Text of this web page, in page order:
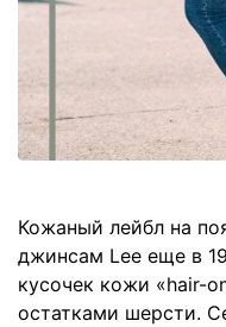
Кожаный лейбл на
джинсам Lee еще в
кусочек кожи «hair-
остатками шерсти.